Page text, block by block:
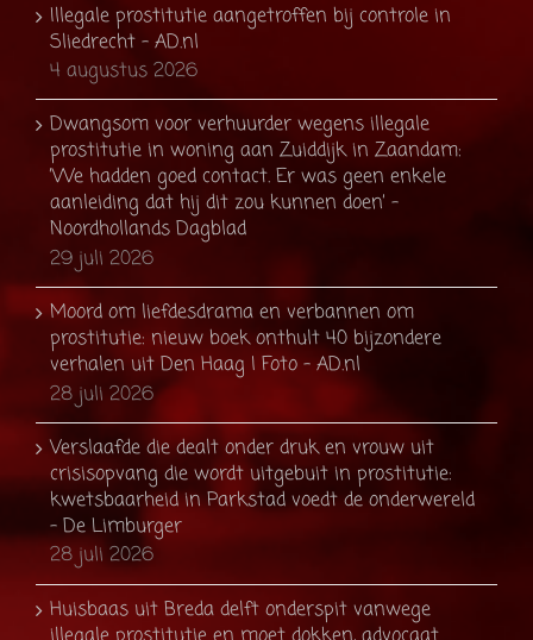
Illegale prostitutie aangetroffen bij controle in
Sliedrecht - AD.nl
4 augustus 2026
Dwangsom voor verhuurder wegens illegale
prostitutie in woning aan Zuiddijk in Zaandam:
’We hadden goed contact. Er was geen enkele
aanleiding dat hij dit zou kunnen doen’ -
Noordhollands Dagblad
29 juli 2026
Moord om liefdesdrama en verbannen om
prostitutie: nieuw boek onthult 40 bijzondere
verhalen uit Den Haag | Foto - AD.nl
28 juli 2026
Verslaafde die dealt onder druk en vrouw uit
crisisopvang die wordt uitgebuit in prostitutie:
kwetsbaarheid in Parkstad voedt de onderwereld
- De Limburger
28 juli 2026
Huisbaas uit Breda delft onderspit vanwege